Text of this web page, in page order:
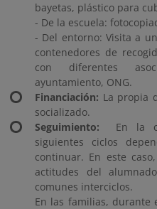
bayetas, plástico para
- De la escuela:
- Del entorno: Visita a
contenedores de
con diferentes
ayuntamiento, ONG.
Financiación: La propia
socializado.
Seguimiento: En la
siguientes ciclos
continuar. En este
actitudes del
comunes interciclos.
En las familias, durante